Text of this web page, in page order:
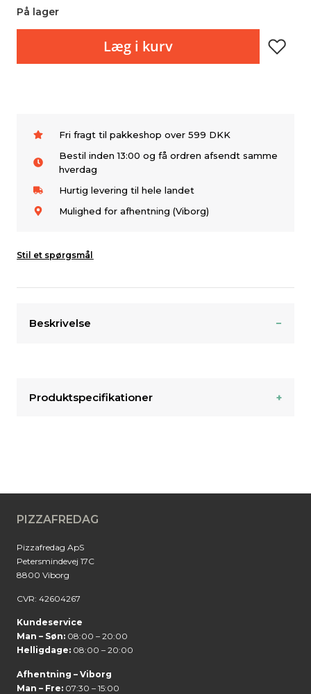
På lager
Læg i kurv
Fri fragt til pakkeshop over 599 DKK
Bestil inden 13:00 og få ordren afsendt samme
hverdag
Hurtig levering til hele landet
Mulighed for afhentning (Viborg)
Stil et spørgsmål
Beskrivelse
Produktspecifikationer
PIZZAFREDAG
Pizzafredag ApS
Petersmindevej 17C
8800 Viborg
CVR: 42604267
Kundeservice
Man – Søn: 08:00 – 20:00
Helligdage: 08:00 – 20:00
Afhentning – Viborg
Man – Fre: 07:30 – 15:00